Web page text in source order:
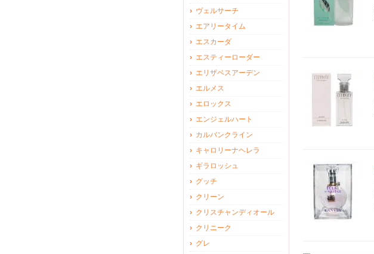
ヴェルサーチ
エアリータイム
エスカーダ
エスティーローダー
エリザベスアーデン
エルメス
エロックス
エンジェルハート
カルバンクライン
キャロリーナヘレラ
ギラロッシュ
グッチ
クリーン
クリスチャンディオール
クリニーク
グレ